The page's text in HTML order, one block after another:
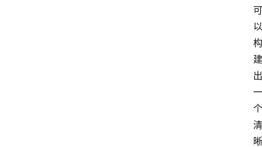
可
以
构
建
出
一
个
清
晰